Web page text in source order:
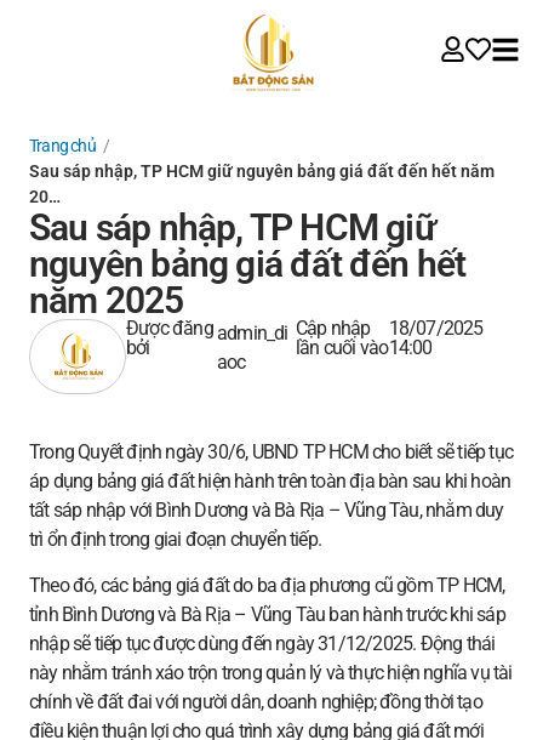
Trang chủ /
Sau sáp nhập, TP HCM giữ nguyên bảng giá đất đến hết năm
20…
Sau sáp nhập, TP HCM giữ
nguyên bảng giá đất đến hết
năm 2025
Được đăng
bởi
admin_di
aoc
Cập nhập
lần cuối vào
18/07/2025
14:00
Trong Quyết định ngày 30/6, UBND TP HCM cho biết sẽ tiếp tục
áp dụng bảng giá đất hiện hành trên toàn địa bàn sau khi hoàn
tất sáp nhập với Bình Dương và Bà Rịa – Vũng Tàu, nhằm duy
trì ổn định trong giai đoạn chuyển tiếp.
Theo đó, các bảng giá đất do ba địa phương cũ gồm TP HCM,
tỉnh Bình Dương và Bà Rịa – Vũng Tàu ban hành trước khi sáp
nhập sẽ tiếp tục được dùng đến ngày 31/12/2025. Động thái
này nhằm tránh xáo trộn trong quản lý và thực hiện nghĩa vụ tài
chính về đất đai với người dân, doanh nghiệp; đồng thời tạo
điều kiện thuận lợi cho quá trình xây dựng bảng giá đất mới